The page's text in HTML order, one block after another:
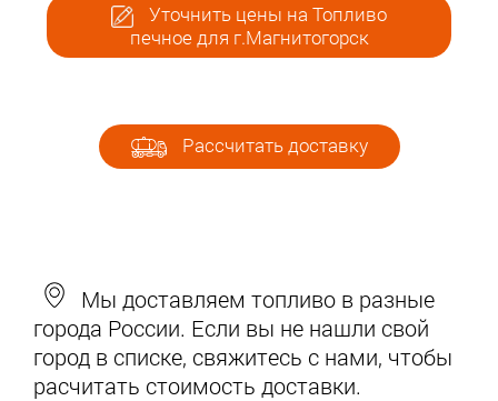
Уточнить цены на Топливо
печное для г.Магнитогорск
Рассчитать доставку
Мы доставляем топливо в разные
города России. Если вы не нашли свой
город в списке, свяжитесь с нами, чтобы
расчитать стоимость доставки.